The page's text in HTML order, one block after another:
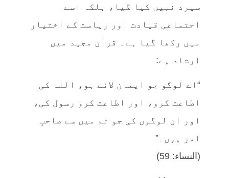
سپرد نہیں کیا گیا، بلکہ اسے
اجتماعی قیادت اور ریاست کے اختیار
میں رکھا گیا ہے۔ قرآن مجید میں
ارشاد ہے:
“اے لوگو جو ایمان لائے ہو، اللہ کی
اطاعت کرو، اور اطاعت کرو رسول کی،
اور ان لوگوں کی جو تم میں سے صاحبِ
امر ہوں۔”
(النساء: 59)